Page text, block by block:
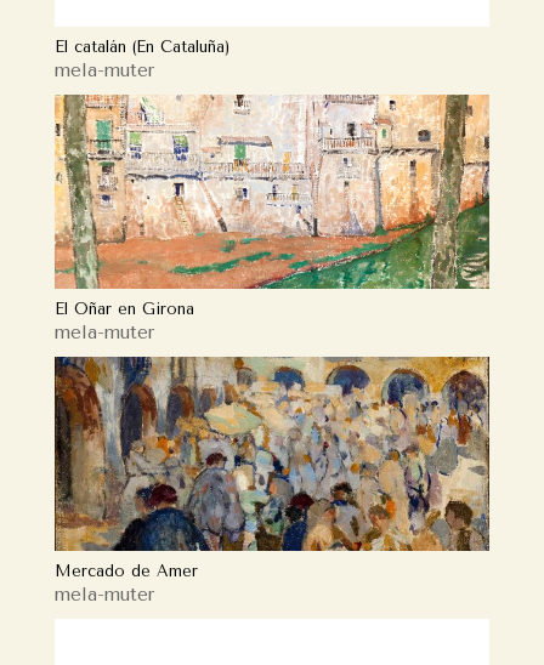
El catalán (En Cataluña)
mela-muter
El Oñar en Girona
mela-muter
Mercado de Amer
mela-muter